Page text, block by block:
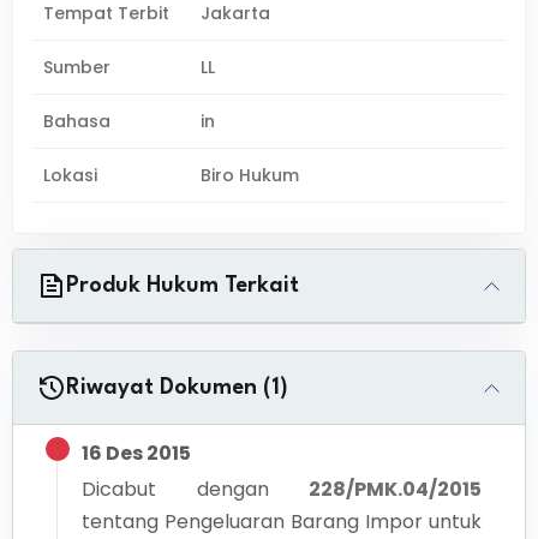
Tempat Terbit Jakarta
Sumber LL
Bahasa in
Lokasi Biro Hukum
Produk Hukum Terkait
Riwayat Dokumen (1)
16 Des 2015
Dicabut dengan
228/PMK.04/2015
tentang Pengeluaran Barang Impor untuk